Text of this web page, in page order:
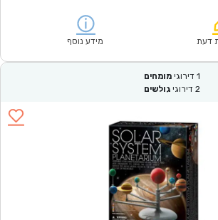
₪141.00.דעת מידע נוסף
1 דירוגי מומחים
2 דירוגי גולשים